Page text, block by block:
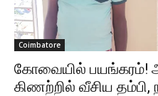
Coimbatore
கோவையில்
கிணற்றில் வீசிய